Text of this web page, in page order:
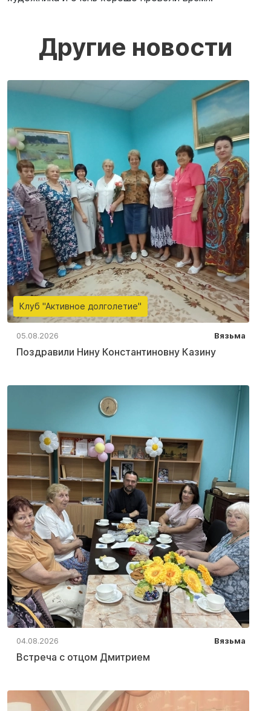
Другие новости
Клуб "Активное долголетие"
05.08.2026 Вязьма
Поздравили Нину Константиновну Казину
04.08.2026 Вязьма
Встреча с отцом Дмитрием